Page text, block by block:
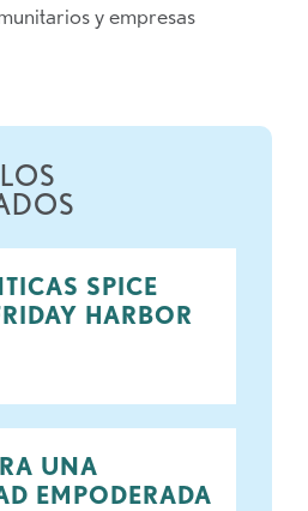
y empresas
SPICE
HARBOR
UNA
EMPODERADA